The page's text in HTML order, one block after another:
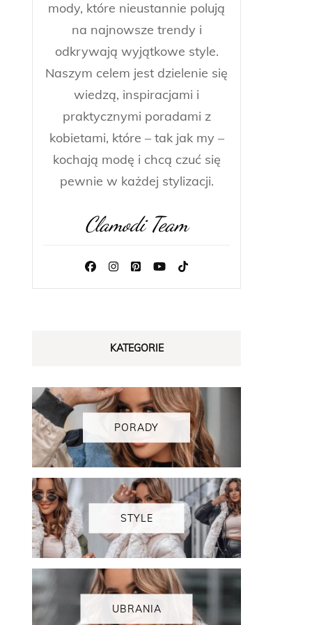
mody, które nieustannie polują
na najnowsze trendy i
odkrywają wyjątkowe style.
Naszym celem jest dzielenie się
wiedzą, inspiracjami i
praktycznymi poradami z
kobietami, które – tak jak my –
kochają modę i chcą czuć się
pewnie w każdej stylizacji.
Clamodi Team
KATEGORIE
PORADY
STYLE
UBRANIA